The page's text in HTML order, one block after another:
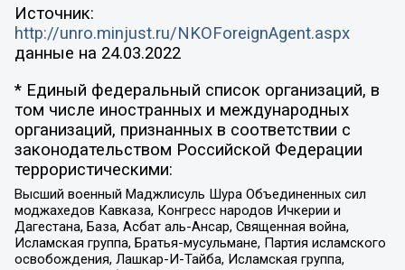
Источник:
http://unro.minjust.ru/NKOForeignAgent.aspx
данные на 24.03.2022
* Единый федеральный список организаций, в
том числе иностранных и международных
организаций, признанных в соответствии с
законодательством Российской Федерации
террористическими:
Высший военный Маджлисуль Шура Объединенных сил
моджахедов Кавказа, Конгресс народов Ичкерии и
Дагестана, База, Асбат аль-Ансар, Священная война,
Исламская группа, Братья-мусульмане, Партия исламского
освобождения, Лашкар-И-Тайба, Исламская группа,